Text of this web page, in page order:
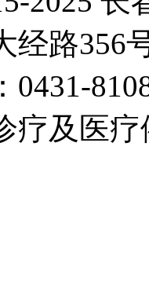
经路356
0431-
疗及医